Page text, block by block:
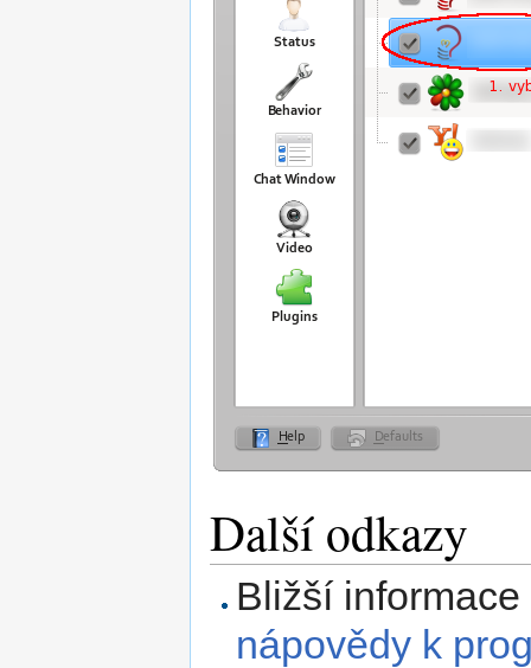
Další odkazy
Bližší
nápovědy k